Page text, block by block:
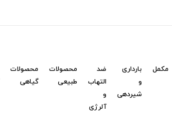
مکمل
بارداری
و
شیردهی
ضد
التهاب
و
آلرژی
محصولات
طبیعی
محصولات
گیاهی